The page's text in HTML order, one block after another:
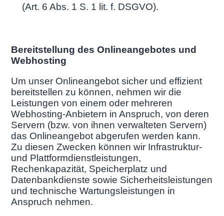
(Art. 6 Abs. 1 S. 1 lit. f. DSGVO).
Bereitstellung des Onlineangebotes und
Webhosting
Um unser Onlineangebot sicher und effizient
bereitstellen zu können, nehmen wir die
Leistungen von einem oder mehreren
Webhosting-Anbietern in Anspruch, von deren
Servern (bzw. von ihnen verwalteten Servern)
das Onlineangebot abgerufen werden kann.
Zu diesen Zwecken können wir Infrastruktur-
und Plattformdienstleistungen,
Rechenkapazität, Speicherplatz und
Datenbankdienste sowie Sicherheitsleistungen
und technische Wartungsleistungen in
Anspruch nehmen.